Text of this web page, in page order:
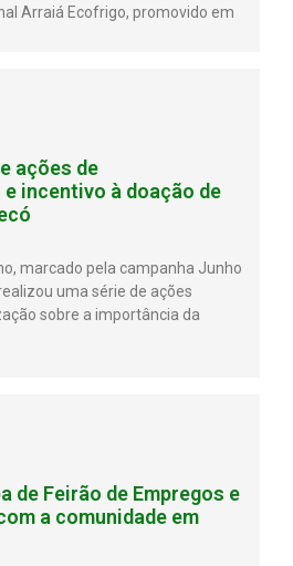
Arraiá Ecofrigo, promovido em
ações de
incentivo à doação de
marcado pela campanha Junho
uma série de ações
sobre a importância da
de Feirão de Empregos e
a comunidade em